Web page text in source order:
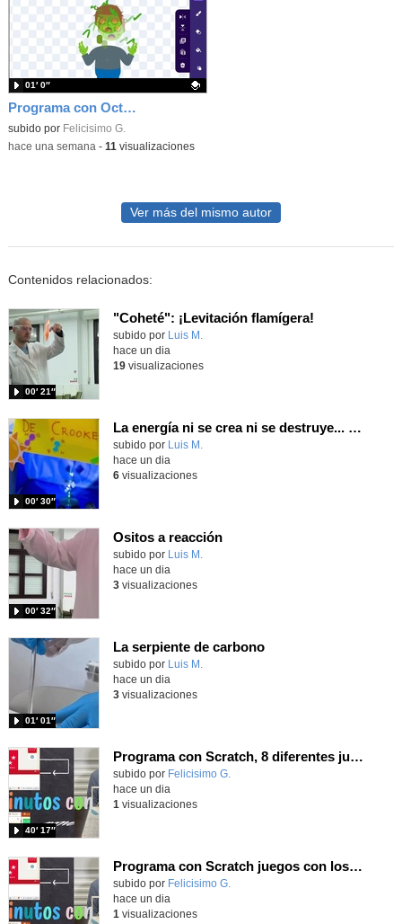
Programa con OctoStudio, un juego homenajeando al House of the dead con Zombies
Contenido educativo.
subido por Felicisimo G.
01′ 0″
-hace una semana - 11 visualizaciones
Ver más del mismo autor
Contenidos relacionados:
"Coheté": ¡Levitación flamígera!
Contenido educativo.
subido por Luis M.
00′ 21″
hace un dia
19visualizaciones
La energía ni se crea ni se destruye... ¡se experimenta! El Tierno en la Feria Madrid es Ciencia 2026
Contenido educativo.
subido por Luis M.
00′ 30″
hace un dia
6visualizaciones
Ositos a reacción
Contenido educativo.
subido por Luis M.
00′ 32″
hace un dia
3visualizaciones
La serpiente de carbono
Contenido educativo.
subido por Luis M.
01′ 01″
hace un dia
3visualizaciones
Programa con Scratch, 8 diferentes juegos para vivir la emoción de los partidos de España en el mundial 2026
Contenido educativo.
subido por Felicisimo G.
40′ 17″
hace un dia
1 visualizaciones
Programa con Scratch juegos con los partidos del mundial 2026 ganados por España
Contenido educativo.
subido por Felicisimo G.
hace un dia
1 visualizaciones